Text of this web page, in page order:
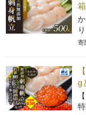
寄
g